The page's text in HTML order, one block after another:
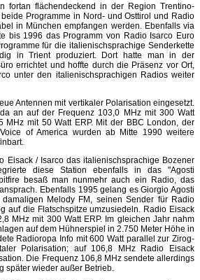
fortan flächendeckend in der Region Trentino-
Programme in Nord- und Osttirol und Radio
in München empfangen werden. Ebenfalls via
bis 1996 das Programm von Radio Isarco Euro
für die italienischsprachige Senderkette
in Trient produziert. Dort hatte man in der
errichtet und hoffte durch die Präsenz vor Ort,
unter den italienischsprachigen Radios weiter
Antennen mit vertikaler Polarisation eingesetzt.
an auf der Frequenz 103,0 MHz mit 300 Watt
MHz mit 50 Watt ERP. Mit der BBC London, der
of America wurden ab Mitte 1990 weitere
Eisack / Isarco das italienischsprachige Bozener
diese Station ebenfalls in das "Agosti
besaß man nunmehr auch ein Radio, das
Ebenfalls 1995 gelang es Giorgio Agosti
Melody FM, seinen Sender für Radio
auf die Flatschspitze umzusiedeln. Radio Eisack
MHz mit 300 Watt ERP. Im gleichen Jahr nahm
auf dem Hühnerspiel in 2.750 Meter Höhe in
Radioropa Info mit 600 Watt parallel zur Zirog-
Polarisation; auf 106,8 MHz Radio Eisack
Die Frequenz 106,8 MHz sendete allerdings
später wieder außer Betrieb.